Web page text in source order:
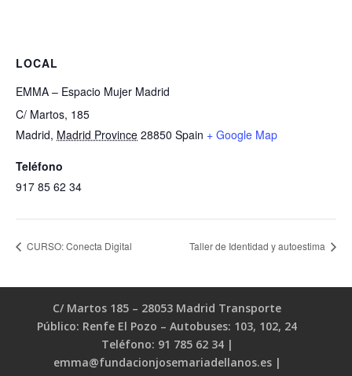
LOCAL
EMMA – Espacio Mujer Madrid
C/ Martos, 185
Madrid, Madrid Province 28850 Spain + Google Map
Teléfono
917 85 62 34
CURSO: Conecta Digital Taller de Identidad y autoestima
C/ Martos 185 – 28053 Madrid Transporte
Público: Renfe El Pozo – Autobuses: 103, 102, 24
Teléfono: 91 785 62 34 |
emma@fundacionjosemariadellanos.es |